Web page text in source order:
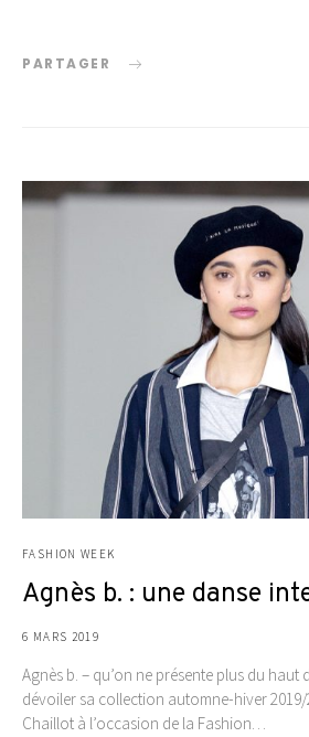
PARTAGER
FASHION WEEK
Agnès b. : une danse
6 MARS 2019
Agnès b. – qu’on ne présente plus du haut
dévoiler sa collection automne-hiver 2019/
Chaillot à l’occasion de la Fashion…